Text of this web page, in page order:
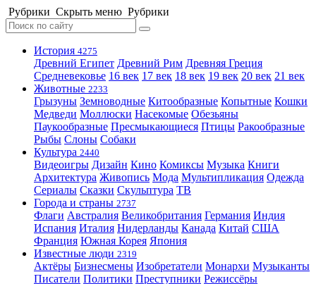
Рубрики Скрыть меню Рубрики
История 4275
Древний Египет Древний Рим Древняя Греция
Средневековье 16 век 17 век 18 век 19 век 20 век 21 век
Животные 2233
Грызуны Земноводные Китообразные Копытные Кошки
Медведи Моллюски Насекомые Обезьяны
Паукообразные Пресмыкающиеся Птицы Ракообразные
Рыбы Слоны Собаки
Культура 2440
Видеоигры Дизайн Кино Комиксы Музыка Книги
Архитектура Живопись Мода Мультипликация Одежда
Сериалы Сказки Скульптура ТВ
Города и страны 2737
Флаги Австралия Великобритания Германия Индия
Испания Италия Нидерланды Канада Китай США
Франция Южная Корея Япония
Известные люди 2319
Актёры Бизнесмены Изобретатели Монархи Музыканты
Писатели Политики Преступники Режиссёры